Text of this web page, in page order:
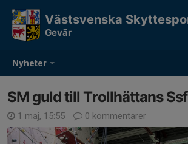
Nyheter
Gevär
SM guld till Trollhättans Ssf
1 maj, 15:55 0 kommentarer